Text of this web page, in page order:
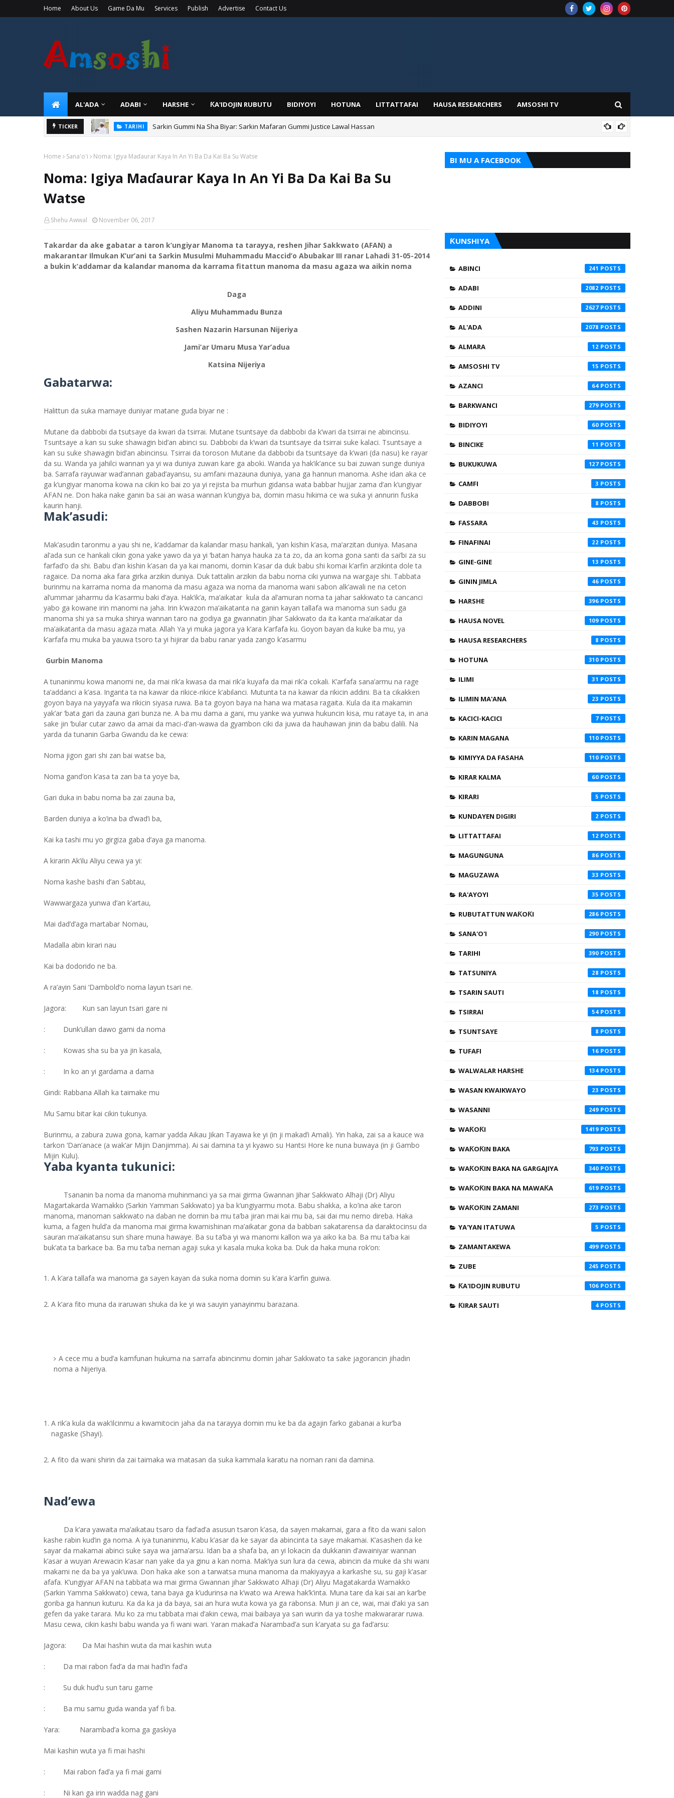
Home About Us Game Da Mu Services Publish Advertise Contact Us
AL'ADA ADABI HARSHE ƘA'IDOJIN RUBUTU BIDIYOYI HOTUNA LITTATTAFAI HAUSA RESEARCHERS AMSOSHI TV
TICKER TARIHI Danmadamin Sakkwato, Alhaji, Barista Hwanarabul Usman Usman Kure Bungudu
Home Sana'o'i Noma: Igiya Maɗaurar Kaya In An Yi Ba Da Kai Ba Su Watse
Noma: Igiya Maɗaurar Kaya In An Yi Ba Da Kai Ba Su
Watse
Shehu Awwal November 06, 2017
Takardar da ake gabatar a taron k’ungiyar Manoma ta tarayya, reshen Jihar Sakkwato (AFAN) a
makarantar Ilmukan K’ur’ani ta Sarkin Musulmi Muhammadu Maccid’o Abubakar III ranar Lahadi 31-05-2014
a bukin k’addamar da kalandar manoma da karrama fitattun manoma da masu agaza wa aikin noma
Daga
Aliyu Muhammadu Bunza
Sashen Nazarin Harsunan Nijeriya
Jami’ar Umaru Musa Yar’adua
Katsina Nijeriya
Gabatarwa:
Halittun da suka mamaye duniyar matane guda biyar ne :
Mutane da dabbobi da tsutsaye da kwari da tsirrai. Mutane tsuntsaye da dabbobi da k’wari da tsirrai ne abincinsu.
Tsuntsaye a kan su suke shawagin bid’an abinci su. Dabbobi da k’wari da tsuntsaye da tsirrai suke kalaci. Tsuntsaye a
kan su suke shawagin bid’an abincinsu. Tsirrai da toroson Mutane da dabbobi da tsuntsaye da k’wari (da nasu) ke rayar
da su. Wanda ya jahilci wannan ya yi wa duniya zuwan kare ga aboki. Wanda ya hak’ik’ance su bai zuwan sunge duniya
ba. Sarrafa rayuwar wad’annan gabad’ayansu, su amfani mazauna duniya, yana ga hannun manoma. Ashe idan aka ce
ga k’ungiyar manoma kowa na cikin ko bai zo ya yi rejista ba murhun gidansa wata babbar hujjar zama d’an k’ungiyar
AFAN ne. Don haka nake ganin ba sai an wasa wannan k’ungiya ba, domin masu hikima ce wa suka yi annurin fuska
kaurin hanji.
Mak’asudi:
Mak’asudin taronmu a yau shi ne, k’addamar da kalandar masu hankali, ‘yan kishin k’asa, ma’arzitan duniya. Masana
al’ada sun ce hankali cikin gona yake yawo da ya yi ‘batan hanya hauka za ta zo, da an koma gona santi da sai’bi za su
farfad’o da shi. Babu d’an kishin k’asan da ya kai manomi, domin k’asar da duk babu shi komai k’arfin arzikinta dole ta
ragaice. Da noma aka fara girka arzikin duniya. Duk tattalin arzikin da babu noma ciki yunwa na wargaje shi. Tabbata
burinmu na karrama noma da manoma da masu agaza wa noma da manoma wani sabon alk’awali ne na ceton
al’ummar jaharmu da k’asarmu baki d’aya. Hak’ik’a, ma’aikatar kula da al’amuran noma ta jahar sakkwato ta cancanci
yabo ga kowane irin manomi na jaha. Irin k’wazon ma’aikatanta na ganin kayan tallafa wa manoma sun sadu ga
manoma shi ya sa muka shirya wannan taro na godiya ga gwannatin Jihar Sakkwato da ita kanta ma’aikatar da
ma’aikatanta da masu agaza mata. Allah Ya yi muka jagora ya k’ara k’arfafa ku. Goyon bayan da kuke ba mu, ya
k’arfafa mu muka ba yauwa tsoro ta yi hijirar da babu ranar yada zango k’asarmu
Gurbin Manoma
A tunaninmu kowa manomi ne, da mai rik’a kwasa da mai rik’a kuyafa da mai rik’a cokali. K’arfafa sana’armu na rage
ta’addanci a k’asa. Inganta ta na kawar da rikice-rikice k’abilanci. Mutunta ta na kawar da rikicin addini. Ba ta cikakken
goyon baya na yayyafa wa rikicin siyasa ruwa. Ba ta goyon baya na hana wa matasa ragaita. Kula da ita makamin
yak’ar ‘bata gari da zauna gari bunza ne. A ba mu dama a gani, mu yanke wa yunwa hukuncin kisa, mu rataye ta, in ana
sake jin ‘bular cutar zawo da amai da maci-d’an-wawa da gyambon ciki da juwa da hauhawan jinin da babu dalili. Na
yarda da tunanin Garba Gwandu da ke cewa:
Noma jigon gari shi zan bai watse ba,
Noma gand’on k’asa ta zan ba ta yoye ba,
Gari duka in babu noma ba zai zauna ba,
Barden duniya a ko’ina ba d’wad’i ba,
Kai ka tashi mu yo girgiza gaba d’aya ga manoma.
A kirarin Ak’ilu Aliyu cewa ya yi:
Noma kashe bashi d’an Sabtau,
Wawwargaza yunwa d’an k’artau,
Mai dad’d’aga martabar Nomau,
Madalla abin kirari nau
Kai ba dodorido ne ba.
A ra’ayin Sani ‘Dambold’o noma layun tsari ne.
Jagora: Kun san layun tsari gare ni
: Dunk’ullan dawo gami da noma
: Kowas sha su ba ya jin kasala,
: In ko an yi gardama a dama
Gindi: Rabbana Allah ka taimake mu
Mu Samu bitar kai cikin tukunya.
Burinmu, a zabura zuwa gona, kamar yadda Aikau Jikan Tayawa ke yi (in ji makad’i Amali). Yin haka, zai sa a kauce wa
tarkon ‘Dan’anace (a wak’ar Mijin Danjimma). Ai sai damina ta yi kyawo su Hantsi Hore ke nuna buwaya (in ji Gambo
Mijin Kulu).
Yaba kyanta tukunici:
Tsananin ba noma da manoma muhinmanci ya sa mai girma Gwannan Jihar Sakkwato Alhaji (Dr) Aliyu
Magartakarda Wamakko (Sarkin Yamman Sakkwato) ya ba k’ungiyarmu mota. Babu shakka, a ko’ina ake taron
manoma, manoman sakkwato na daban ne domin ba mu ta’ba jiran mai kai mu ba, sai dai mu nemo direba. Haka
kuma, a fagen huld’a da manoma mai girma kwamishinan ma’aikatar gona da babban sakatarensa da daraktocinsu da
sauran ma’aikatansu sun share muna hawaye. Ba su ta’ba yi wa manomi kallon wa ya aiko ka ba. Ba mu ta’ba kai
buk’ata ta barkace ba. Ba mu ta’ba neman agaji suka yi kasala muka koka ba. Duk da haka muna rok’on:
A k’ara tallafa wa manoma ga sayen kayan da suka noma domin su k’ara k’arfin guiwa.
A k’ara fito muna da iraruwan shuka da ke yi wa sauyin yanayinmu barazana.
A cece mu a bud’a kamfunan hukuma na sarrafa abincinmu domin jahar Sakkwato ta sake jagorancin jihadin
noma a Nijeriya.
A rik’a kula da wak’ilcinmu a kwamitocin jaha da na tarayya domin mu ke ba da agajin farko gabanai a kur’ba
nagaske (Shayi).
A fito da wani shirin da zai taimaka wa matasan da suka kammala karatu na noman rani da damina.
Nad’ewa
Da k’ara yawaita ma’aikatau tsaro da fad’ad’a asusun tsaron k’asa, da sayen makamai, gara a fito da wani salon
kashe rabin kud’in ga noma. A iya tunaninmu, k’abu k’asar da ke sayar da abincinta ta saye makamai. K’asashen da ke
sayar da makamai abinci suke saya wa jama’arsu. Idan ba a shafa ba, an yi lokacin da dukkanin d’awainiyar wannan
k’asar a wuyan Arewacin k’asar nan yake da ya ginu a kan noma. Mak’iya sun lura da cewa, abincin da muke da shi wani
makami ne da ba ya yak’uwa. Don haka ake son a tarwatsa muna manoma da makiyayya a karkashe su, su gaji k’asar
afafa. K’ungiyar AFAN na tabbata wa mai girma Gwannan jihar Sakkwato Alhaji (Dr) Aliyu Magatakarda Wamakko
(Sarkin Yamma Sakkwato) cewa, tana baya ga k’udurinsa na k’wato wa Arewa hak’k’inta. Muna tare da kai sai an kar’be
goriba ga hannun kuturu. Ka da ka ja da baya, sai an hura wuta kowa ya ga rabonsa. Mun ji an ce, wai, mai d’aki ya san
gefen da yake tarara. Mu ko za mu tabbata mai d’akin cewa, mai baibaya ya san wurin da ya toshe makwararar ruwa.
Masu cewa, cikin kashi babu wanda ya fi wani wari. Yaran makad’a Narambad’a sun k’aryata su ga fad’arsu:
Jagora: Da Mai hashin wuta da mai kashin wuta
: Da mai rabon fad’a da mai had’in fad’a
: Su duk hud’u sun taru game
: Ba mu samu guda wanda yaf fi ba.
Yara: Narambad’a koma ga gaskiya
Mai kashin wuta ya fi mai hashi
: Mai rabon fad’a ya fi mai gami
: Ni kan ga irin wadda nag gani
BI MU A FACEBOOK
ƘUNSHIYA
ABINCI 241
ADABI 2082
ADDINI 2627
AL'ADA 2078
ALMARA 12
AMSOSHI TV 15
AZANCI 64
BARKWANCI 279
BIDIYOYI 60
BINCIKE 11
BUKUKUWA 127
CAMFI 3
DABBOBI 8
FASSARA 43
FINAFINAI 22
GINE-GINE 13
GININ JIMLA 46
HARSHE 396
HAUSA NOVEL 109
HAUSA RESEARCHERS 8
HOTUNA 310
ILIMI 31
ILIMIN MA'ANA 23
KACICI-KACICI 7
KARIN MAGANA 110
KIMIYYA DA FASAHA 110
KIRAR KALMA 60
KIRARI 5
KUNDAYEN DIGIRI 2
LITTATTAFAI 12
MAGUNGUNA 86
MAGUZAWA 33
RA'AYOYI 35
RUBUTATTUN WAƘOƘI 286
SANA'O'I 290
TARIHI 390
TATSUNIYA 28
TSARIN SAUTI 18
TSIRRAI 54
TSUNTSAYE 8
TUFAFI 16
WALWALAR HARSHE 134
WASAN KWAIKWAYO 23
WASANNI 249
WAƘOƘI 1419
WAƘOƘIN BAKA 793
WAƘOƘIN BAKA NA GARGAJIYA 340
WAƘOƘIN BAKA NA MAWAƘA 619
WAƘOƘIN ZAMANI 273
YA'YAN ITATUWA 5
ZAMANTAKEWA 499
ZUBE 245
ƘA'IDOJIN RUBUTU 106
ƘIRAR SAUTI 4